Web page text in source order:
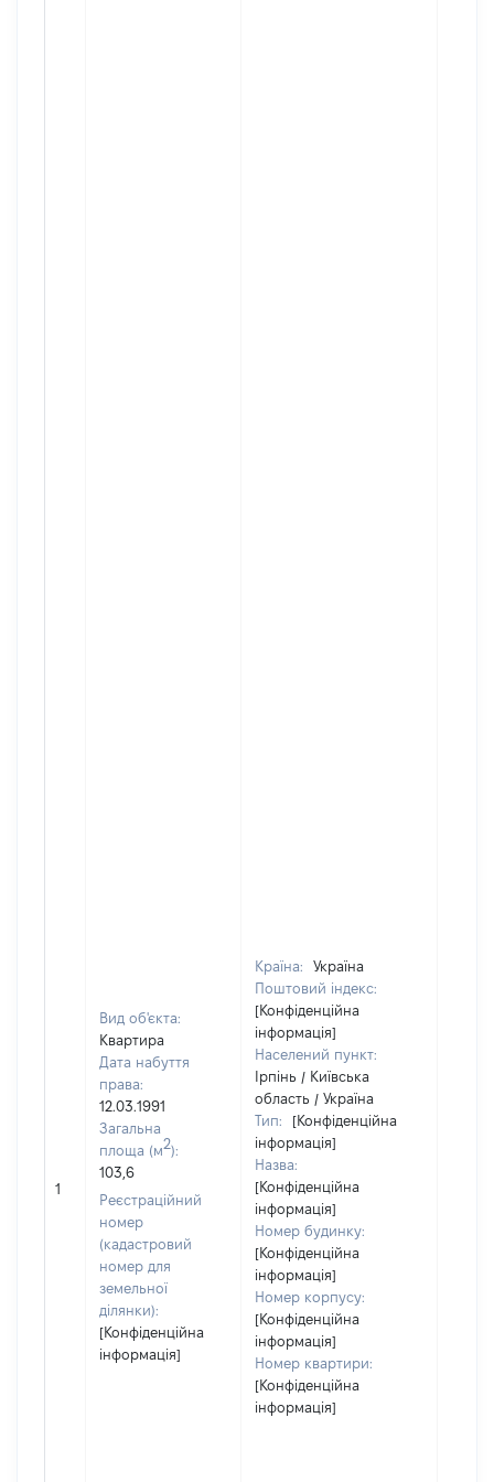
1
Вид об'єкта:
Квартира
Дата набуття
права:
12.03.1991
Загальна
площа (м2):
103,6
Реєстраційний
номер
(кадастровий
номер для
земельної
ділянки):
[Конфіденційна
інформація]
Країна:
Україна
Поштовий індекс:
[Конфіденційна
інформація]
Населений пункт:
Ірпінь / Київська
область / Україна
Тип:
[Конфіденційна
інформація]
Назва:
[Конфіденційна
інформація]
Номер будинку:
[Конфіденційна
інформація]
Номер корпусу:
[Конфіденційна
інформація]
Номер квартири:
[Конфіденційна
інформація]